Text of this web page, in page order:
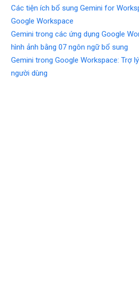
Các tiện ích bổ sung Gemini for
Google Workspace
Gemini trong các ứng dụng Google
hình ảnh bằng 07 ngôn ngữ bổ sung
Gemini trong Google Workspace: Trợ
người dùng